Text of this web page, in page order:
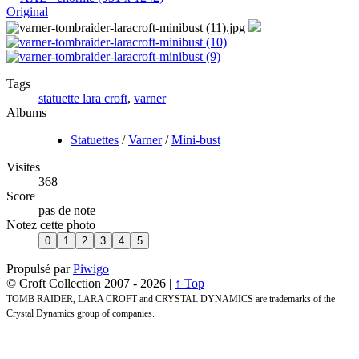
Original
Tags
statuette lara croft, varner
Albums
Statuettes /Varner/Mini-bust
Visites
368
Score
pas de note
Notez cette photo
Propulsé parPiwigo
© Croft Collection 2007 - 2026 | ↑ Top
TOMB RAIDER, LARA CROFT and CRYSTAL DYNAMICS are trademarks of the
Crystal Dynamics group of companies.